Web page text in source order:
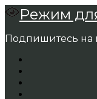
Режим
Подпишитесь на